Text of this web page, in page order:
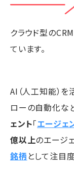
クラウド型の
ています。
AI（人工知能）
ローの自動化な
ェント「エージェ
億以上のエージ
銘柄 として注目